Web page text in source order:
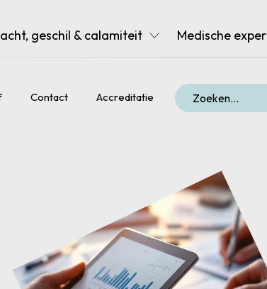
Contact Accreditatie
geschil & calamiteit Medische